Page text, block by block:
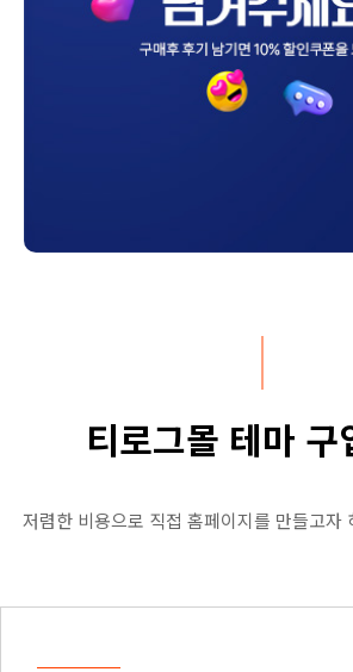
티로그몰 테마 구
저렴한 비용으로 직접 홈페이지를 만들고자